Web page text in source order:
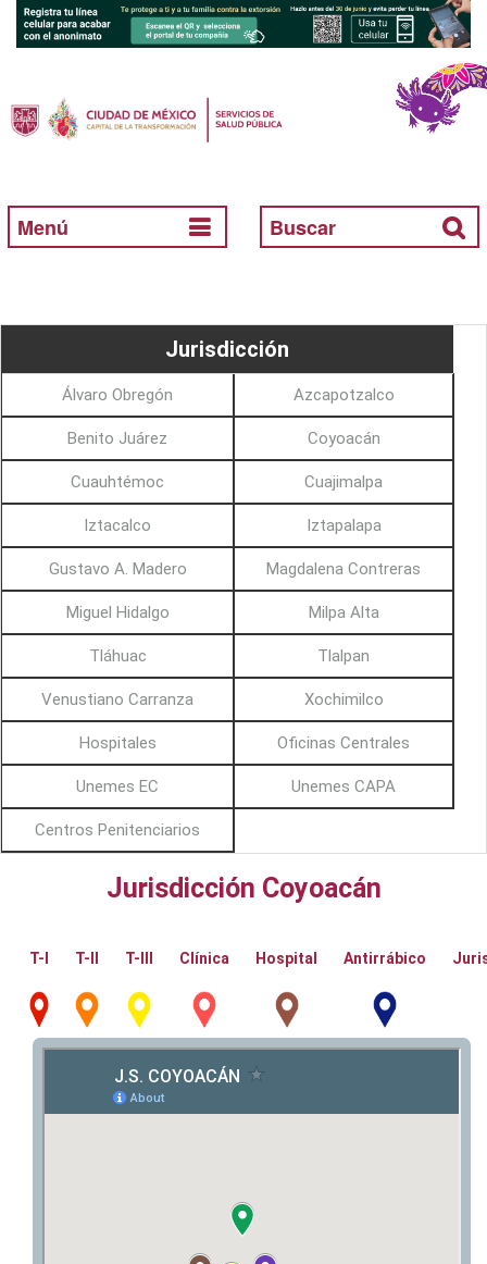
Menú Buscar
Jurisdicción
Álvaro Obregón Azcapotzalco
Benito Juárez Coyoacán
Cuauhtémoc Cuajimalpa
Iztacalco Iztapalapa
Gustavo A. Madero Magdalena Contreras
Miguel Hidalgo Milpa Alta
Tláhuac Tlalpan
Venustiano Carranza Xochimilco
Hospitales Oficinas Centrales
Unemes EC Unemes CAPA
Centros Penitenciarios
Jurisdicción Coyoacán
T-I T-II T-III Clínica Hospital Antirrábico